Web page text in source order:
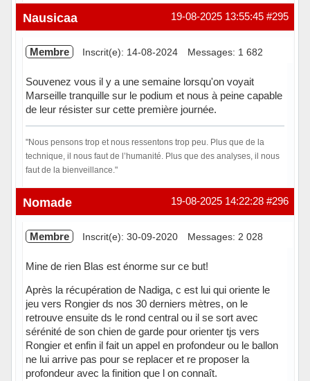
Hors ligne #295
19-08-2025 13:55:45
Nausicaa
Membre Inscrit(e): 14-08-2024 Messages: 1 682
Souvenez vous il y a une semaine lorsqu'on voyait
Marseille tranquille sur le podium et nous à peine capable
de leur résister sur cette première journée.
"Nous pensons trop et nous ressentons trop peu. Plus que de la
technique, il nous faut de l’humanité. Plus que des analyses, il nous
faut de la bienveillance."
Hors ligne #296
19-08-2025 14:22:28
Nomade
Membre Inscrit(e): 30-09-2020 Messages: 2 028
Mine de rien Blas est énorme sur ce but!
Après la récupération de Nadiga, c est lui qui oriente le
jeu vers Rongier ds nos 30 derniers mètres, on le
retrouve ensuite ds le rond central ou il se sort avec
sérénité de son chien de garde pour orienter tjs vers
Rongier et enfin il fait un appel en profondeur ou le ballon
ne lui arrive pas pour se replacer et re proposer la
profondeur avec la finition que l on connaît.